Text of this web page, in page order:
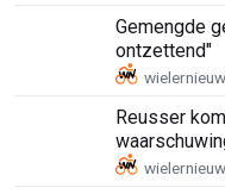
Gemengde
ontzettend"
Reusser